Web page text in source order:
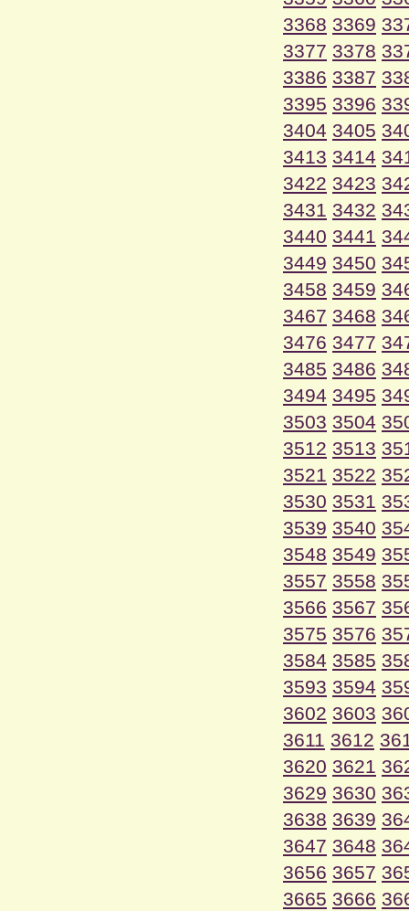
3368 3369
3377 3378
3386 3387
3395 3396
3404 3405
3413 3414
3422 3423
3431 3432
3440 3441
3449 3450
3458 3459
3467 3468
3476 3477
3485 3486
3494 3495
3503 3504
3512 3513
3521 3522
3530 3531
3539 3540
3548 3549
3557 3558
3566 3567
3575 3576
3584 3585
3593 3594
3602 3603
3611 3612
3620 3621
3629 3630
3638 3639
3647 3648
3656 3657
3665 3666